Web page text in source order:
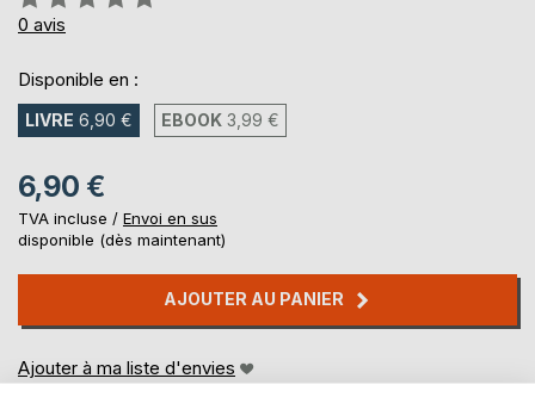
0%
0 avis
Disponible en :
LIVRE 6,90 € EBOOK 3,99 €
6,90 €
TVA incluse / Envoi en sus
disponible (dès maintenant)
AJOUTER AU PANIER
Ajouter à ma liste d'envies